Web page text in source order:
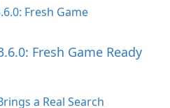
Fresh Game Ready